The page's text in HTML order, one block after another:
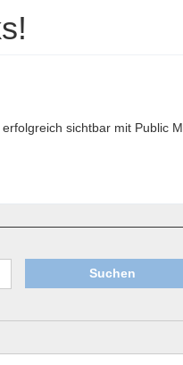
sichtbar mit Public
Suchen